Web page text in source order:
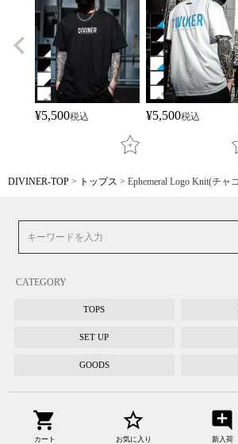
¥5,500税込 ¥5,500税込
DIVINER-TOP トップス Ephemeral Logo Knit(チャ
CATEGORY
TOPS
SET UP
GOODS
shopping_cart
カート
star_border
お気に入り
add_comment
新入荷